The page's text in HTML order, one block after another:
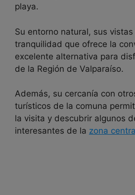
playa.
Su entorno natural, sus
tranquilidad que ofrece la
excelente alternativa para
de la Región de Valparaíso.
Además, su cercanía con
turísticos de la comuna
la visita y descubrir algunos
interesantes de la zona